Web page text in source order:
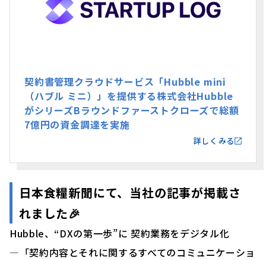
契約書管理クラウドサービス「Hubble mini
（ハブル ミニ）」を提供する株式会社Hubble
がシリーズBラウンドファーストクローズで総額
7億円の資金調達を実施
詳しくみる
日本食糧新聞にて、当社の記事が掲載さ
れました🎉
Hubble、“DXの第一歩”に 契約業務をデジタル化
―「契約内容とそれに関するすべてのコミュニケーショ